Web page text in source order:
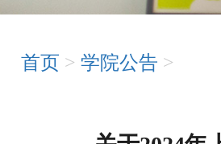
首页 > 学院公告 >